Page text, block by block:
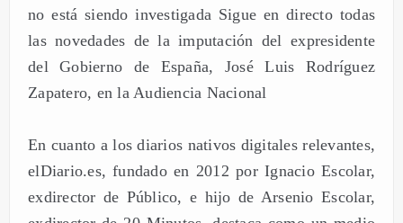
no está siendo investigada Sigue en directo todas
las novedades de la imputación del expresidente
del Gobierno de España, José Luis Rodríguez
Zapatero, en la Audiencia Nacional
En cuanto a los diarios nativos digitales relevantes,
elDiario.es, fundado en 2012 por Ignacio Escolar,
exdirector de Público, e hijo de Arsenio Escolar,